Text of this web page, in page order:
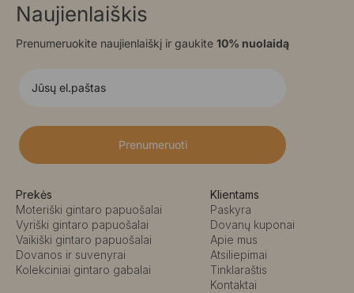
Naujienlaiškis
Prenumeruokite naujienlaiškį ir gaukite 10% nuolaidą
Prenumeruoti
Prekės
Moteriški gintaro papuošalai
Vyriški gintaro papuošalai
Vaikiški gintaro papuošalai
Dovanos ir suvenyrai
Kolekciniai gintaro gabalai
Klientams
Paskyra
Dovanų kuponai
Apie mus
Atsiliepimai
Tinklaraštis
Kontaktai